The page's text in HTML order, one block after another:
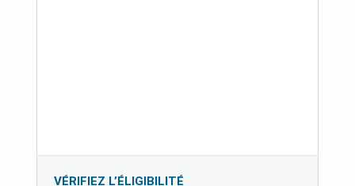
VÉRIFIEZ L’ÉLIGIBILITÉ